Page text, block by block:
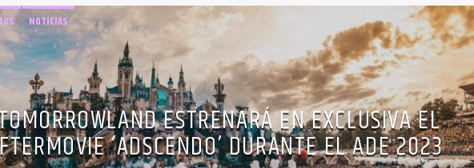
NOTICIAS
ESTRENARÁ EN EXCLUSIVA EL
‘ADSCENDO’ DURANTE EL ADE 2023